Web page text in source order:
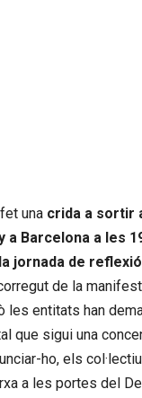
una crida a sortir
a Barcelona a les
jornada de
de la
les entitats han
que sigui una
ho, els
a les portes del